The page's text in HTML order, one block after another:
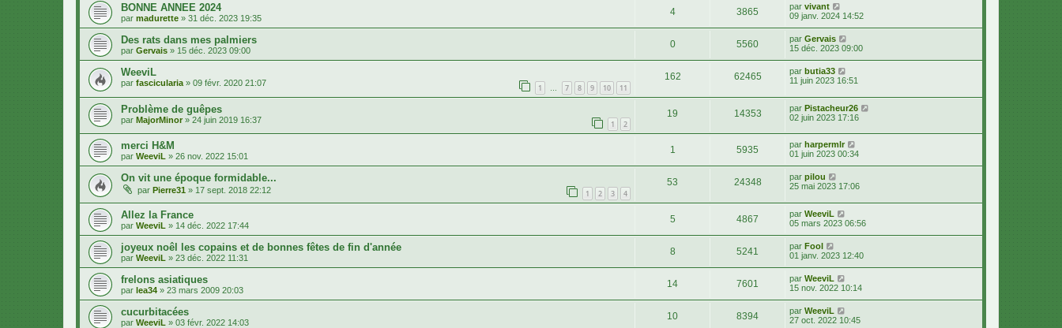
BONNE ANNEE 2024
par madurette » 31 déc. 2023 19:35
4 3865 par vivant
09 janv. 2024 14:52
Des rats dans mes palmiers
par Gervais » 15 déc. 2023 09:00
0 5560 par Gervais
15 déc. 2023 09:00
WeeviL
par fascicularia » 09 févr. 2020 21:07 1 … 7 8 9 10 11
162 62465 par butia33
11 juin 2023 16:51
Problème de guêpes
par MajorMinor » 24 juin 2019 16:37 1 2
19 14353 par Pistacheur26
02 juin 2023 17:16
merci H&M
par WeeviL » 26 nov. 2022 15:01
1 5935 par harpermlr
01 juin 2023 00:34
On vit une époque formidable...
par Pierre31 » 17 sept. 2018 22:12 1 2 3 4
53 24348 par pilou
25 mai 2023 17:06
Allez la France
par WeeviL » 14 déc. 2022 17:44
5 4867 par WeeviL
05 mars 2023 06:56
joyeux noêl les copains et de bonnes fêtes de fin d'année
par WeeviL » 23 déc. 2022 11:31
8 5241 par Fool
01 janv. 2023 12:40
frelons asiatiques
par lea34 » 23 mars 2009 20:03
14 7601 par WeeviL
15 nov. 2022 10:14
cucurbitacées
par WeeviL » 03 févr. 2022 14:03
10 8394 par WeeviL
27 oct. 2022 10:45